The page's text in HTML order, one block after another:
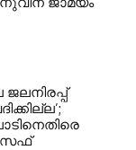
ജലനിരപ്പ്